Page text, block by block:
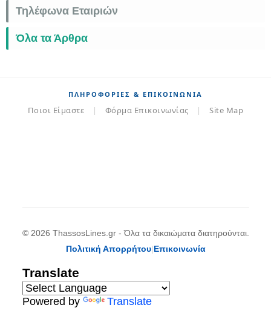
Τηλέφωνα Εταιριών
Όλα τα Άρθρα
ΠΛΗΡΟΦΟΡΊΕΣ & ΕΠΙΚΟΙΝΩΝΊΑ
Ποιοι Είμαστε | Φόρμα Επικοινωνίας | Site Map
© 2026 ThassosLines.gr - Όλα τα δικαιώματα διατηρούνται.
Πολιτική Απορρήτου|Επικοινωνία
Translate
Powered by Translate